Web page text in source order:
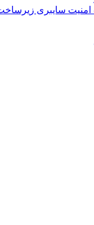
سایبری